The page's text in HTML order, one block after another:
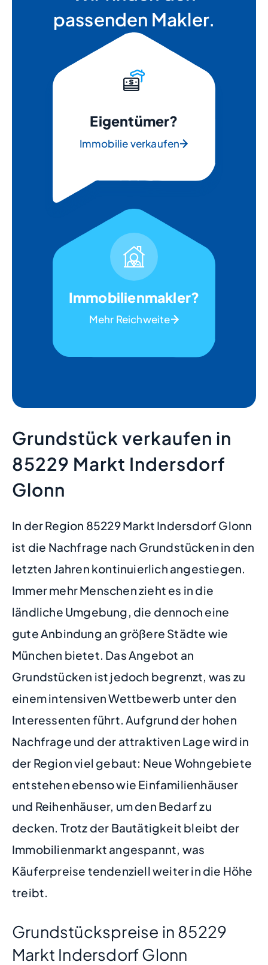
passenden Makler.
Eigentümer?
Immobilie verkaufen
Immobilienmakler?
Mehr Reichweite
Grundstück verkaufen in
85229 Markt Indersdorf
Glonn
In der Region 85229 Markt Indersdorf Glonn
ist die Nachfrage nach Grundstücken in den
letzten Jahren kontinuierlich angestiegen.
Immer mehr Menschen zieht es in die
ländliche Umgebung, die dennoch eine
gute Anbindung an größere Städte wie
München bietet. Das Angebot an
Grundstücken ist jedoch begrenzt, was zu
einem intensiven Wettbewerb unter den
Interessenten führt. Aufgrund der hohen
Nachfrage und der attraktiven Lage wird in
der Region viel gebaut: Neue Wohngebiete
entstehen ebenso wie Einfamilienhäuser
und Reihenhäuser, um den Bedarf zu
decken. Trotz der Bautätigkeit bleibt der
Immobilienmarkt angespannt, was
Käuferpreise tendenziell weiter in die Höhe
treibt.
Grundstückspreise in 85229
Markt Indersdorf Glonn